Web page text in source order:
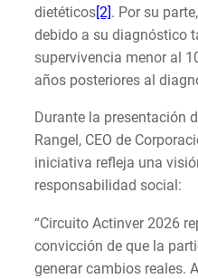
dietéticos[2]. Por su
debido a su diagnóstico
supervivencia menor al
años posteriores al
Durante la presentación
Rangel, CEO de
iniciativa refleja una
responsabilidad social:
“Circuito Actinver 2026
convicción de que la
generar cambios reales.